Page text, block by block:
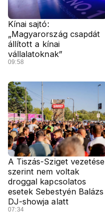
Kínai sajtó:
„Magyarország csapdát
állított a kínai
vállalatoknak”
09:58
A Tiszás-Sziget vezetése
szerint nem voltak
droggal kapcsolatos
esetek Sebestyén Balázs
DJ-showja alatt
07:34